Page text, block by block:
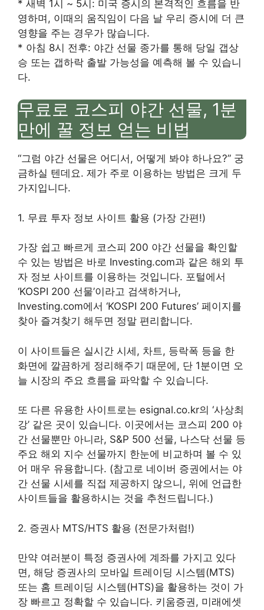
* 새벽 1시 ~ 5시: 미국 증시의 본격적인 흐름을 반
영하며, 이때의 움직임이 다음 날 우리 증시에 더 큰
영향을 주는 경우가 많습니다.
* 아침 8시 전후: 야간 선물 종가를 통해 당일 갭상
승 또는 갭하락 출발 가능성을 예측해 볼 수 있습니
다.
무료로 코스피 야간 선물, 1분
만에 꿀 정보 얻는 비법
“그럼 야간 선물은 어디서, 어떻게 봐야 하나요?” 궁
금하실 텐데요. 제가 주로 이용하는 방법은 크게 두
가지입니다.
1. 무료 투자 정보 사이트 활용 (가장 간편!)
가장 쉽고 빠르게 코스피 200 야간 선물을 확인할
수 있는 방법은 바로 Investing.com과 같은 해외 투
자 정보 사이트를 이용하는 것입니다. 포털에서
‘KOSPI 200 선물’이라고 검색하거나,
Investing.com에서 ‘KOSPI 200 Futures’ 페이지를
찾아 즐겨찾기 해두면 정말 편리합니다.
이 사이트들은 실시간 시세, 차트, 등락폭 등을 한
화면에 깔끔하게 정리해주기 때문에, 단 1분이면 오
늘 시장의 주요 흐름을 파악할 수 있습니다.
또 다른 유용한 사이트로는 esignal.co.kr의 ‘사상최
강’ 같은 곳이 있습니다. 이곳에서는 코스피 200 야
간 선물뿐만 아니라, S&P 500 선물, 나스닥 선물 등
주요 해외 지수 선물까지 한눈에 비교하며 볼 수 있
어 매우 유용합니다. (참고로 네이버 증권에서는 야
간 선물 시세를 직접 제공하지 않으니, 위에 언급한
사이트들을 활용하시는 것을 추천드립니다.)
2. 증권사 MTS/HTS 활용 (전문가처럼!)
만약 여러분이 특정 증권사에 계좌를 가지고 있다
면, 해당 증권사의 모바일 트레이딩 시스템(MTS)
또는 홈 트레이딩 시스템(HTS)을 활용하는 것이 가
장 빠르고 정확할 수 있습니다. 키움증권, 미래에셋